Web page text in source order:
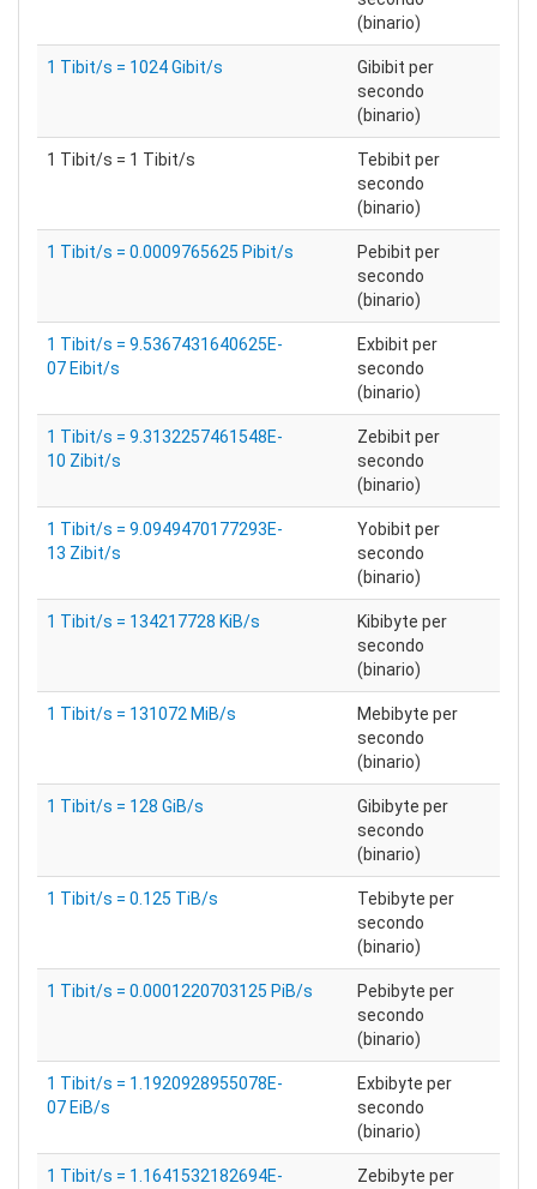
(binario)
1 Tibit/s = 1024 Gibit/s
Gibibit per
secondo
(binario)
1 Tibit/s = 1 Tibit/s
Tebibit per
secondo
(binario)
1 Tibit/s = 0.0009765625 Pibit/s
Pebibit per
secondo
(binario)
1 Tibit/s = 9.5367431640625E-
07 Eibit/s
Exbibit per
secondo
(binario)
1 Tibit/s = 9.3132257461548E-
10 Zibit/s
Zebibit per
secondo
(binario)
1 Tibit/s = 9.0949470177293E-
13 Zibit/s
Yobibit per
secondo
(binario)
1 Tibit/s = 134217728 KiB/s
Kibibyte per
secondo
(binario)
1 Tibit/s = 131072 MiB/s
Mebibyte per
secondo
(binario)
1 Tibit/s = 128 GiB/s
Gibibyte per
secondo
(binario)
1 Tibit/s = 0.125 TiB/s
Tebibyte per
secondo
(binario)
1 Tibit/s = 0.0001220703125 PiB/s
Pebibyte per
secondo
(binario)
1 Tibit/s = 1.1920928955078E-
07 EiB/s
Exbibyte per
secondo
(binario)
1 Tibit/s = 1.1641532182694E-
Zebibyte per